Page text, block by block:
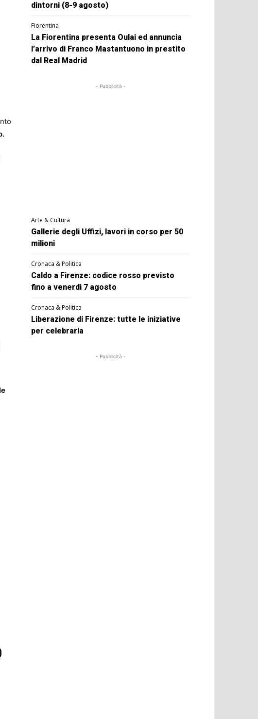
dintorni (8-9 agosto)
Fiorentina
La Fiorentina presenta Oulai ed annuncia
l’arrivo di Franco Mastantuono in prestito
dal Real Madrid
- Pubblicità -
Arte & Cultura
Gallerie degli Uffizi, lavori in corso per 50
milioni
Cronaca & Politica
Caldo a Firenze: codice rosso previsto
fino a venerdì 7 agosto
Cronaca & Politica
Liberazione di Firenze: tutte le iniziative
per celebrarla
- Pubblicità -